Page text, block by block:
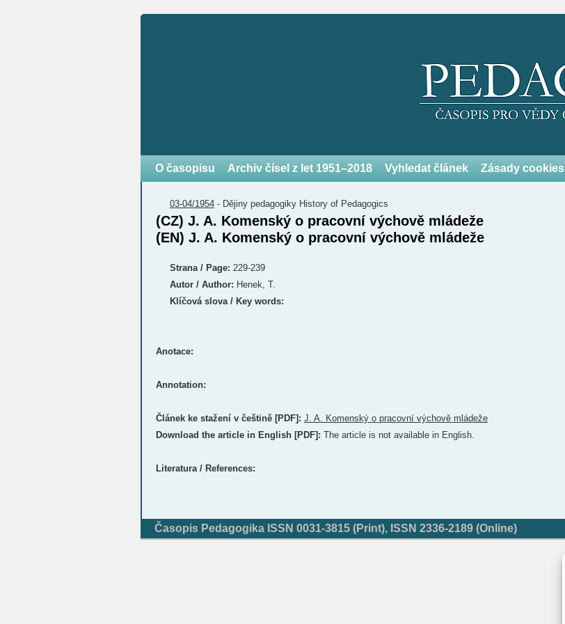
O časopisu Archiv čísel z let 1951–2018 Vyhledat článek Zásady cookies
03-04/1954 - Dějiny pedagogiky History of Pedagogics
(CZ) J. A. Komenský o pracovní výchově mládeže
(EN) J. A. Komenský o pracovní výchově mládeže
Strana / Page: 229-239
Autor / Author: Henek, T.
Klíčová slova / Key words:
Anotace:
Annotation:
Článek ke stažení v češtině [PDF]: J. A. Komenský o pracovní výchově mládeže
Download the article in English [PDF]: The article is not available in English.
Literatura / References:
Časopis Pedagogika ISSN 0031-3815 (Print), ISSN 2336-2189 (Online)